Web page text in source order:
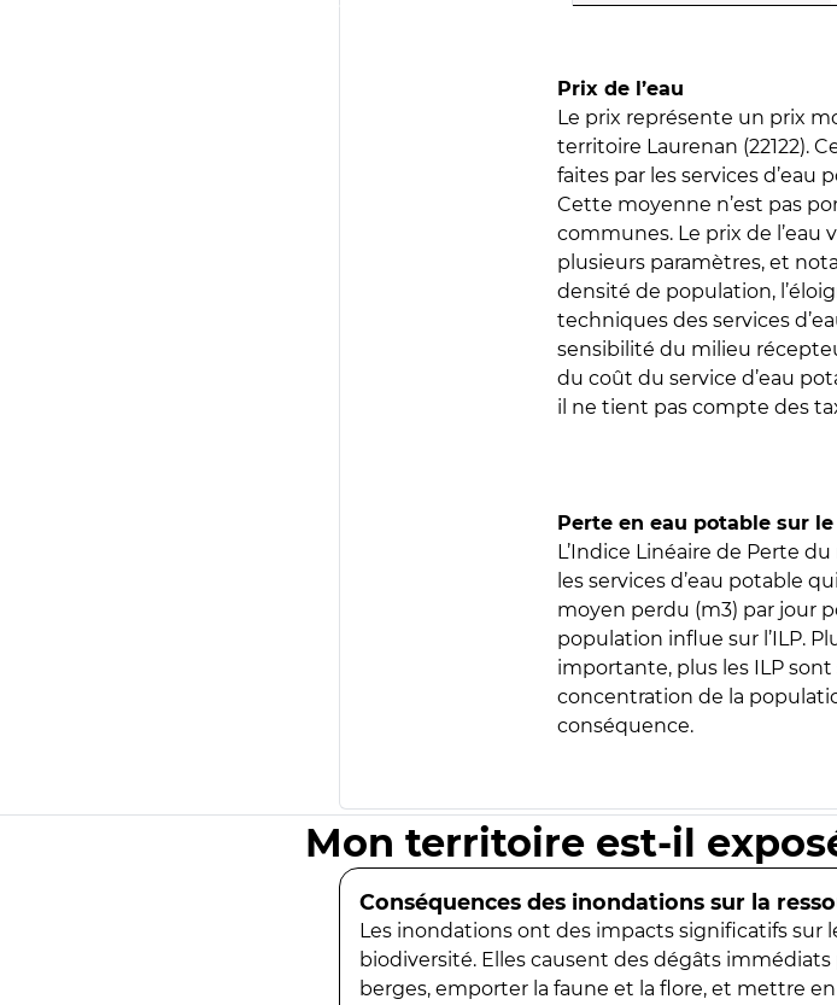
Prix de l’eau
Le prix représente un prix
territoire Laurenan (22122).
faites par les services d’eau
Cette moyenne n’est pas
communes. Le prix de l’eau
plusieurs paramètres, et
densité de population,
techniques des services
sensibilité du milieu
du coût du service d’eau
il ne tient pas compte des
Perte en eau potable sur le
L’Indice Linéaire de Perte
les services d’eau potable
moyen perdu (m3) par jour
population influe sur l’ILP.
importante, plus les ILP
concentration de la
conséquence.
Mon territoire est-il
Conséquences des inondations sur la
Les inondations ont des impacts significatifs
biodiversité. Elles causent des dégâts
berges, emporter la faune et la flore, et mettre